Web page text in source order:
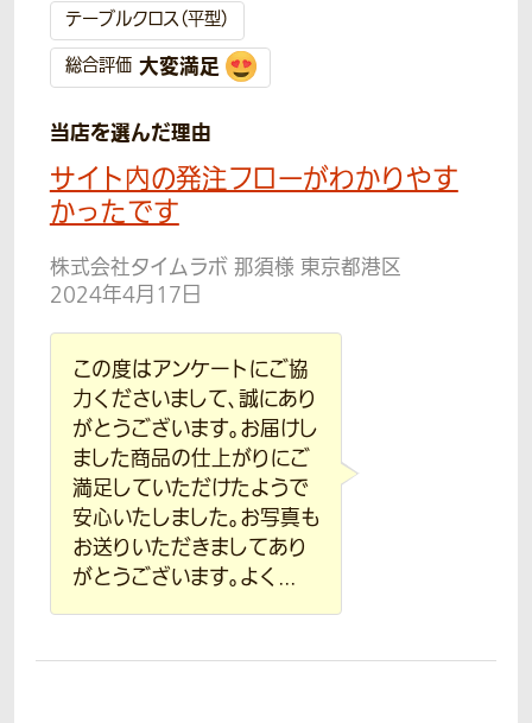
テーブルクロス（平型）
総合評価 大変満足
当店を選んだ理由
サイト内の発注フローがわかりやす
かったです
株式会社タイムラボ 那須様 東京都港区
2024年4月17日
この度はアンケートにご協
力くださいまして、誠にあり
がとうございます。お届けし
ました商品の仕上がりにご
満足していただけたようで
安心いたしました。お写真も
お送りいただきましてあり
がとうございます。よく...